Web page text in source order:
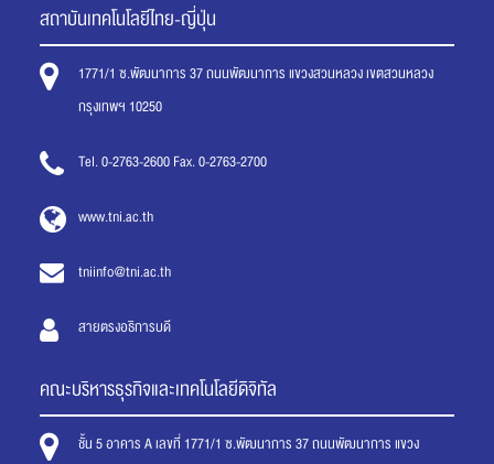
สถาบันเทคโนโลยีไทย-ญี่ปุ่น
1771/1 ซ.พัฒนาการ 37 ถนนพัฒนาการ แขวงสวนหลวง เขตสวนหลวง
กรุงเทพฯ 10250
Tel. 0-2763-2600 Fax. 0-2763-2700
www.tni.ac.th
tniinfo@tni.ac.th
สายตรงอธิการบดี
คณะบริหารธุรกิจและเทคโนโลยีดิจิทัล
ชั้น 5 อาคาร A เลขที่ 1771/1 ซ.พัฒนาการ 37 ถนนพัฒนาการ แขวง